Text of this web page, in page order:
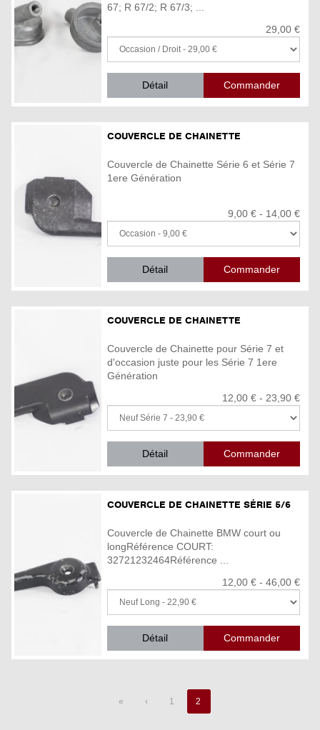
67; R 67/2; R 67/3; ...
29,00 €
Détail
COUVERCLE DE CHAINETTE
Couvercle de Chainette Série 6 et Série 7
1ere Génération
9,00 € - 14,00 €
Détail
COUVERCLE DE CHAINETTE
Couvercle de Chainette pour Série 7 et
d'occasion juste pour les Série 7 1ere
Génération
12,00 € - 23,90 €
Détail
COUVERCLE DE CHAINETTE SÉRIE 5/6
Couvercle de Chainette BMW court ou
longRéférence COURT:
32721232464Référence ...
12,00 € - 46,00 €
Détail
« ‹ 1 2